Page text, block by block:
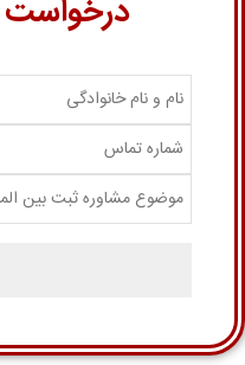
درخواست